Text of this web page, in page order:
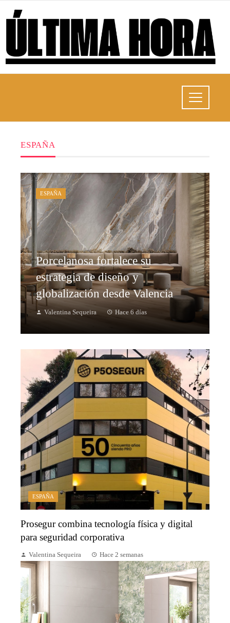
ESPAÑA
Porcelanosa fortalece su
estrategia de diseño y
globalización desde Valencia
Valentina Sequeira Hace 6 días
ESPAÑA
ESPAÑA
Prosegur combina tecnología física y digital
para seguridad corporativa
Valentina Sequeira Hace 2 semanas